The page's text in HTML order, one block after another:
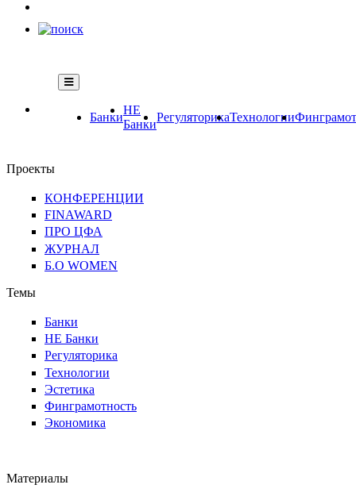
Банки
НЕ
Банки
РегуляторикаТехнологии
Проекты
КОНФЕРЕНЦИИ
FINAWARD
ПРО ЦФА
ЖУРНАЛ
Б.О WOMEN
Темы
Банки
НЕ Банки
Регуляторика
Технологии
Эстетика
Финграмотность
Экономика
Материалы